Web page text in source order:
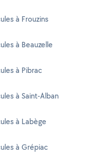
à Frouzins
à Beauzelle
à Pibrac
à Saint-Alban
à Labège
à Grépiac